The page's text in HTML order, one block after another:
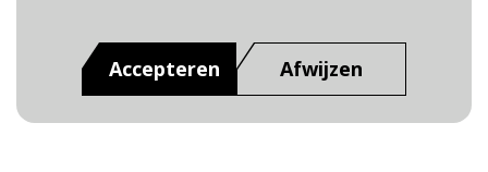
Accepteren Afwijzen
Dit is een website van
Veiligheidsregio Rotterdam-